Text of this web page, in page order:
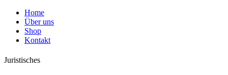
Home
Über uns
Shop
Kontakt
Juristisches